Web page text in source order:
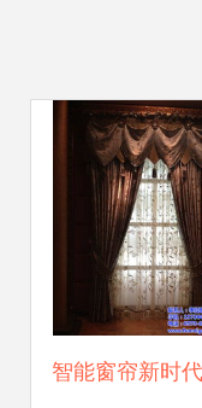
智能窗帘新时